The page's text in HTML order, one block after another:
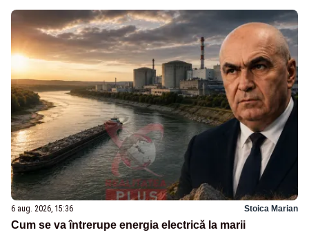
6 aug. 2026, 15:36 Stoica Marian
Cum se va întrerupe energia electrică la marii